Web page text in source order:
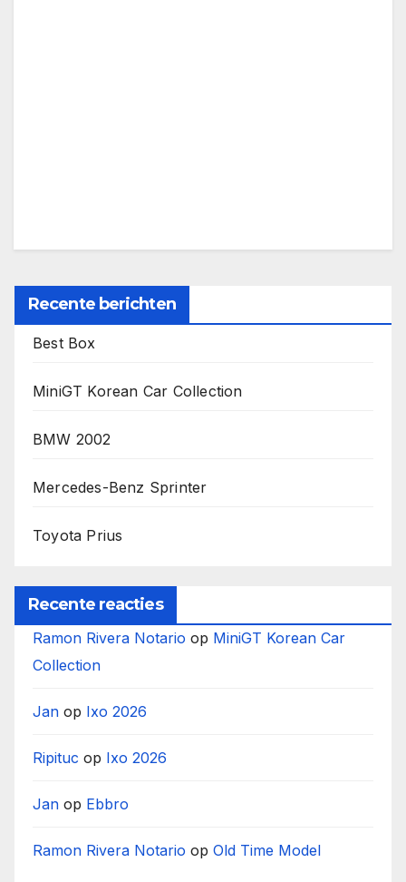
Recente berichten
Best Box
MiniGT Korean Car Collection
BMW 2002
Mercedes-Benz Sprinter
Toyota Prius
Recente reacties
Ramon Rivera Notario op MiniGT Korean Car
Collection
Jan op Ixo 2026
Ripituc op Ixo 2026
Jan op Ebbro
Ramon Rivera Notario op Old Time Model